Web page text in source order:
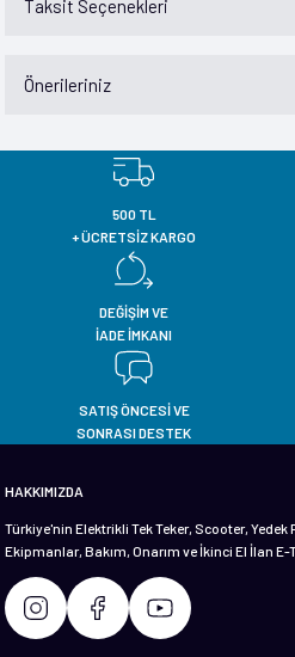
Taksit Seçenekleri
Önerileriniz
yetersiz gördüğünüz noktaları öneri
Görüş ve önerileriniz için teşekkür ederiz.
Ürün resmi kalitesiz, bozuk veya
Ürün açıklamasında eksik bilgiler
Ürün bilgilerinde hatalar bulunuyor.
Ürün fiyatı diğer sitelerden daha pahalı.
Bu ürüne benzer farklı alternatifler
500 TL
+ ÜCRETSİZ KARGO
DEĞİŞİM VE
İADE İMKANI
SATIŞ ÖNCESİ VE
SONRASI DESTEK
HAKKIMIZDA
Türkiye'nin Elektrikli Tek Teker, Scooter,
Ekipmanlar, Bakım, Onarım ve İkinci El İlan